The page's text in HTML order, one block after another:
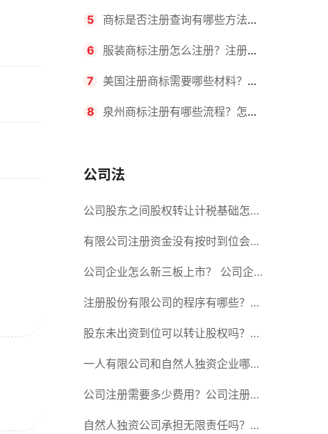
要求？商标转让所需时间是多久？
5 商标是否注册查询有哪些方法？
有哪些步骤？
6 服装商标注册怎么注册？注册商
标流程有哪些？
7 美国注册商标需要哪些材料？美
国商标办理流程有哪些？
8 泉州商标注册有哪些流程？怎么
公司法
公司股东之间股权转让计税基础怎么
确认？公司股东之间的股权转让要符
合什么要件？
有限公司注册资金没有按时到位会怎
么样？股份有限公司设立的注册条件
公司企业怎么新三板上市？ 公司企
业新三板上市的流程
注册股份有限公司的程序有哪些？注
册股份有限公司需要提交哪些材料？
股东未出资到位可以转让股权吗？股
东未出资到位能否分红？
一人有限公司和自然人独资企业哪个
好？一人公司设立条件有哪些？
公司注册需要多少费用？公司注册需
要准备什么材料？
自然人独资公司承担无限责任吗？有